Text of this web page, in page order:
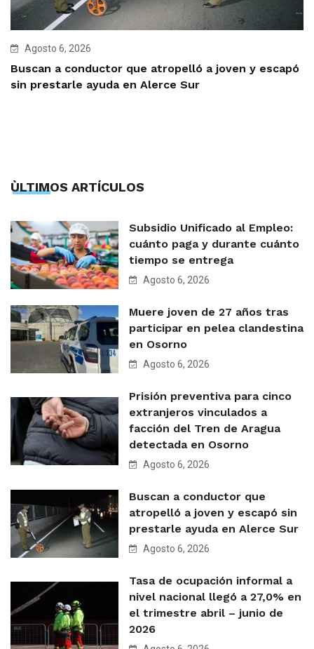
Agosto 6, 2026
Buscan a conductor que atropelló a joven y escapó
sin prestarle ayuda en Alerce Sur
ÙLTIMOS ARTÍCULOS
Subsidio Unificado al Empleo:
cuánto paga y durante cuánto
tiempo se entrega
Agosto 6, 2026
Muere joven de 27 años tras
participar en pelea clandestina
en Osorno
Agosto 6, 2026
Prisión preventiva para cinco
extranjeros vinculados a
facción del Tren de Aragua
detectada en Osorno
Agosto 6, 2026
Buscan a conductor que
atropelló a joven y escapó sin
prestarle ayuda en Alerce Sur
Agosto 6, 2026
Tasa de ocupación informal a
nivel nacional llegó a 27,0% en
el trimestre abril – junio de
2026